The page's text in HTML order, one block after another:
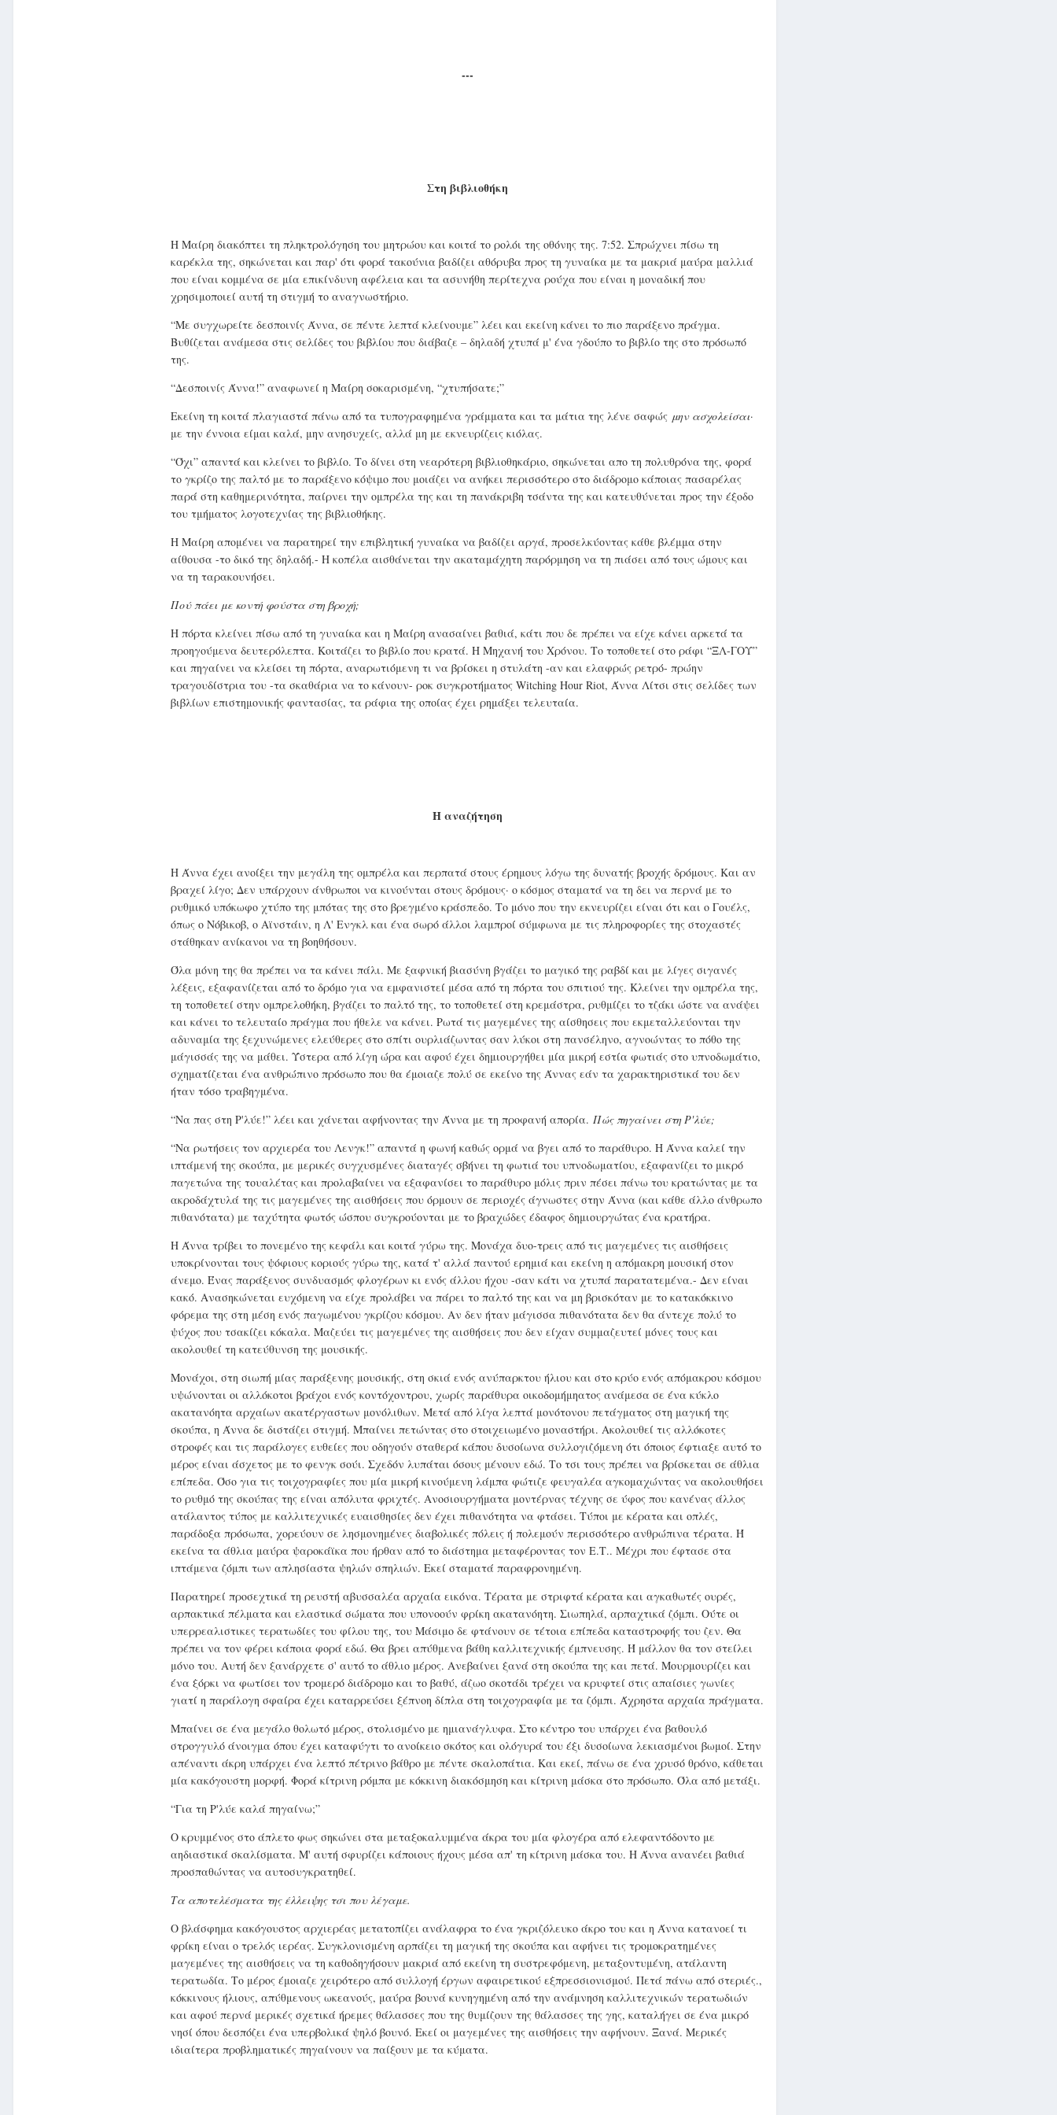
---
Στη βιβλιοθήκη
Η Μαίρη διακόπτει τη πληκτρολόγηση του μητρώου και κοιτά το ρολόι της οθόνης της. 7:52. Σπρώχνει πίσω τη
καρέκλα της, σηκώνεται και παρ' ότι φορά τακούνια βαδίζει αθόρυβα προς τη γυναίκα με τα μακριά μαύρα μαλλιά
που είναι κομμένα σε μία επικίνδυνη αφέλεια και τα ασυνήθη περίτεχνα ρούχα που είναι η μοναδική που
χρησιμοποιεί αυτή τη στιγμή το αναγνωστήριο.
“Με συγχωρείτε δεσποινίς Άννα, σε πέντε λεπτά κλείνουμε” λέει και εκείνη κάνει το πιο παράξενο πράγμα.
Βυθίζεται ανάμεσα στις σελίδες του βιβλίου που διάβαζε – δηλαδή χτυπά μ' ένα γδούπο το βιβλίο της στο πρόσωπό
της.
“Δεσποινίς Άννα!” αναφωνεί η Μαίρη σοκαρισμένη, “χτυπήσατε;”
Εκείνη τη κοιτά πλαγιαστά πάνω από τα τυπογραφημένα γράμματα και τα μάτια της λένε σαφώς μην ασχολείσαι·
με την έννοια είμαι καλά, μην ανησυχείς, αλλά μη με εκνευρίζεις κιόλας.
“Όχι” απαντά και κλείνει το βιβλίο. Το δίνει στη νεαρότερη βιβλιοθηκάριο, σηκώνεται απο τη πολυθρόνα της, φορά
το γκρίζο της παλτό με το παράξενο κόψιμο που μοιάζει να ανήκει περισσότερο στο διάδρομο κάποιας πασαρέλας
παρά στη καθημερινότητα, παίρνει την ομπρέλα της και τη πανάκριβη τσάντα της και κατευθύνεται προς την έξοδο
του τμήματος λογοτεχνίας της βιβλιοθήκης.
Η Μαίρη απομένει να παρατηρεί την επιβλητική γυναίκα να βαδίζει αργά, προσελκύοντας κάθε βλέμμα στην
αίθουσα -το δικό της δηλαδή.- Η κοπέλα αισθάνεται την ακαταμάχητη παρόρμηση να τη πιάσει από τους ώμους και
να τη ταρακουνήσει.
Πού πάει με κοντή φούστα στη βροχή;
Η πόρτα κλείνει πίσω από τη γυναίκα και η Μαίρη ανασαίνει βαθιά, κάτι που δε πρέπει να είχε κάνει αρκετά τα
προηγούμενα δευτερόλεπτα. Κοιτάζει το βιβλίο που κρατά. Η Μηχανή του Χρόνου. Το τοποθετεί στο ράφι “ΞΛ-ΓΟΥ”
και πηγαίνει να κλείσει τη πόρτα, αναρωτιόμενη τι να βρίσκει η στυλάτη -αν και ελαφρώς ρετρό- πρώην
τραγουδίστρια του -τα σκαθάρια να το κάνουν- ροκ συγκροτήματος Witching Hour Riot, Άννα Λίτσι στις σελίδες των
βιβλίων επιστημονικής φαντασίας, τα ράφια της οποίας έχει ρημάξει τελευταία.
Η αναζήτηση
Η Άννα έχει ανοίξει την μεγάλη της ομπρέλα και περπατά στους έρημους λόγω της δυνατής βροχής δρόμους. Και αν
βραχεί λίγο; Δεν υπάρχουν άνθρωποι να κινούνται στους δρόμους· ο κόσμος σταματά να τη δει να περνά με το
ρυθμικό υπόκωφο χτύπο της μπότας της στο βρεγμένο κράσπεδο. Το μόνο που την εκνευρίζει είναι ότι και ο Γουέλς,
όπως ο Νόβικοβ, ο Αϊνστάιν, η Λ' Ενγκλ και ένα σωρό άλλοι λαμπροί σύμφωνα με τις πληροφορίες της στοχαστές
στάθηκαν ανίκανοι να τη βοηθήσουν.
Όλα μόνη της θα πρέπει να τα κάνει πάλι. Με ξαφνική βιασύνη βγάζει το μαγικό της ραβδί και με λίγες σιγανές
λέξεις, εξαφανίζεται από το δρόμο για να εμφανιστεί μέσα από τη πόρτα του σπιτιού της. Κλείνει την ομπρέλα της,
τη τοποθετεί στην ομπρελοθήκη, βγάζει το παλτό της, το τοποθετεί στη κρεμάστρα, ρυθμίζει το τζάκι ώστε να ανάψει
και κάνει το τελευταίο πράγμα που ήθελε να κάνει. Ρωτά τις μαγεμένες της αίσθησεις που εκμεταλλεύονται την
αδυναμία της ξεχυνώμενες ελεύθερες στο σπίτι ουρλιάζωντας σαν λύκοι στη πανσέληνο, αγνοώντας το πόθο της
μάγισσάς της να μάθει. Ύστερα από λίγη ώρα και αφού έχει δημιουργήθει μία μικρή εστία φωτιάς στο υπνοδωμάτιο,
σχηματίζεται ένα ανθρώπινο πρόσωπο που θα έμοιαζε πολύ σε εκείνο της Άννας εάν τα χαρακτηριστικά του δεν
ήταν τόσο τραβηγμένα.
“Να πας στη Ρ'λύε!” λέει και χάνεται αφήνοντας την Άννα με τη προφανή απορία. Πώς πηγαίνει στη Ρ'λύε;
“Να ρωτήσεις τον αρχιερέα του Λενγκ!” απαντά η φωνή καθώς ορμά να βγει από το παράθυρο. Η Άννα καλεί την
ιπτάμενή της σκούπα, με μερικές συγχυσμένες διαταγές σβήνει τη φωτιά του υπνοδωματίου, εξαφανίζει το μικρό
παγετώνα της τουαλέτας και προλαβαίνει να εξαφανίσει το παράθυρο μόλις πριν πέσει πάνω του κρατώντας με τα
ακροδάχτυλά της τις μαγεμένες της αισθήσεις που όρμουν σε περιοχές άγνωστες στην Άννα (και κάθε άλλο άνθρωπο
πιθανότατα) με ταχύτητα φωτός ώσπου συγκρούονται με το βραχώδες έδαφος δημιουργώτας ένα κρατήρα.
Η Άννα τρίβει το πονεμένο της κεφάλι και κοιτά γύρω της. Μονάχα δυο-τρεις από τις μαγεμένες τις αισθήσεις
υποκρίνονται τους ψόφιους κοριούς γύρω της, κατά τ' αλλά παντού ερημιά και εκείνη η απόμακρη μουσική στον
άνεμο. Ένας παράξενος συνδυασμός φλογέρων κι ενός άλλου ήχου -σαν κάτι να χτυπά παρατατεμένα.- Δεν είναι
κακό. Ανασηκώνεται ευχόμενη να είχε προλάβει να πάρει το παλτό της και να μη βρισκόταν με το κατακόκκινο
φόρεμα της στη μέση ενός παγωμένου γκρίζου κόσμου. Αν δεν ήταν μάγισσα πιθανότατα δεν θα άντεχε πολύ το
ψύχος που τσακίζει κόκαλα. Μαζεύει τις μαγεμένες της αισθήσεις που δεν είχαν συμμαζευτεί μόνες τους και
ακολουθεί τη κατεύθυνση της μουσικής.
Μονάχοι, στη σιωπή μίας παράξενης μουσικής, στη σκιά ενός ανύπαρκτου ήλιου και στο κρύο ενός απόμακρου κόσμου
υψώνονται οι αλλόκοτοι βράχοι ενός κοντόχοντρου, χωρίς παράθυρα οικοδομήμηατος ανάμεσα σε ένα κύκλο
ακατανόητα αρχαίων ακατέργαστων μονόλιθων. Μετά από λίγα λεπτά μονότονου πετάγματος στη μαγική της
σκούπα, η Άννα δε διστάζει στιγμή. Μπαίνει πετώντας στο στοιχειωμένο μοναστήρι. Ακολουθεί τις αλλόκοτες
στροφές και τις παράλογες ευθείες που οδηγούν σταθερά κάπου δυσοίωνα συλλογιζόμενη ότι όποιος έφτιαξε αυτό το
μέρος είναι άσχετος με το φενγκ σούι. Σχεδόν λυπάται όσους μένουν εδώ. Το τσι τους πρέπει να βρίσκεται σε άθλια
επίπεδα. Όσο για τις τοιχογραφίες που μία μικρή κινούμενη λάμπα φώτιζε φευγαλέα αγκομαχώντας να ακολουθήσει
το ρυθμό της σκούπας της είναι απόλυτα φριχτές. Ανοσιουργήματα μοντέρνας τέχνης σε ύφος που κανένας άλλος
ατάλαντος τύπος με καλλιτεχνικές ευαισθησίες δεν έχει πιθανότητα να φτάσει. Τύποι με κέρατα και οπλές,
παράδοξα πρόσωπα, χορεύουν σε λησμονημένες διαβολικές πόλεις ή πολεμούν περισσότερο ανθρώπινα τέρατα. Ή
εκείνα τα άθλια μαύρα ψαροκάϊκα που ήρθαν από το διάστημα μεταφέροντας τον Ε.Τ.. Μέχρι που έφτασε στα
ιπτάμενα ζόμπι των απλησίαστα ψηλών σπηλιών. Εκεί σταματά παραφρονημένη.
Παρατηρεί προσεχτικά τη ρευστή αβυσσαλέα αρχαία εικόνα. Τέρατα με στριφτά κέρατα και αγκαθωτές ουρές,
αρπακτικά πέλματα και ελαστικά σώματα που υπονοούν φρίκη ακατανόητη. Σιωπηλά, αρπαχτικά ζόμπι. Ούτε οι
υπερρεαλιστικες τερατωδίες του φίλου της, του Μάσιμο δε φτάνουν σε τέτοια επίπεδα καταστροφής του ζεν. Θα
πρέπει να τον φέρει κάποια φορά εδώ. Θα βρει απύθμενα βάθη καλλιτεχνικής έμπνευσης. Ή μάλλον θα τον στείλει
μόνο του. Αυτή δεν ξανάρχετε σ' αυτό το άθλιο μέρος. Ανεβαίνει ξανά στη σκούπα της και πετά. Μουρμουρίζει και
ένα ξόρκι να φωτίσει τον τρομερό διάδρομο και το βαθύ, άζωο σκοτάδι τρέχει να κρυφτεί στις απαίσιες γωνίες
γιατί η παράλογη σφαίρα έχει καταρρεύσει ξέπνοη δίπλα στη τοιχογραφία με τα ζόμπι. Άχρηστα αρχαία πράγματα.
Μπαίνει σε ένα μεγάλο θολωτό μέρος, στολισμένο με ημιανάγλυφα. Στο κέντρο του υπάρχει ένα βαθουλό
στρογγυλό άνοιγμα όπου έχει καταφύγτι το ανοίκειο σκότος και ολόγυρά του έξι δυσοίωνα λεκιασμένοι βωμοί. Στην
απέναντι άκρη υπάρχει ένα λεπτό πέτρινο βάθρο με πέντε σκαλοπάτια. Και εκεί, πάνω σε ένα χρυσό θρόνο, κάθεται
μία κακόγουστη μορφή. Φορά κίτρινη ρόμπα με κόκκινη διακόσμηση και κίτρινη μάσκα στο πρόσωπο. Όλα από μετάξι.
“Για τη Ρ'λύε καλά πηγαίνω;”
Ο κρυμμένος στο άπλετο φως σηκώνει στα μεταξοκαλυμμένα άκρα του μία φλογέρα από ελεφαντόδοντο με
αηδιαστικά σκαλίσματα. Μ' αυτή σφυρίζει κάποιους ήχους μέσα απ' τη κίτρινη μάσκα του. Η Άννα ανανέει βαθιά
προσπαθώντας να αυτοσυγκρατηθεί.
Τα αποτελέσματα της έλλειψης τσι που λέγαμε.
Ο βλάσφημα κακόγουστος αρχιερέας μετατοπίζει ανάλαφρα το ένα γκριζόλευκο άκρο του και η Άννα κατανοεί τι
φρίκη είναι ο τρελός ιερέας. Συγκλονισμένη αρπάζει τη μαγική της σκούπα και αφήνει τις τρομοκρατημένες
μαγεμένες της αισθήσεις να τη καθοδηγήσουν μακριά από εκείνη τη συστρεφόμενη, μεταξοντυμένη, ατάλαντη
τερατωδία. Το μέρος έμοιαζε χειρότερο από συλλογή έργων αφαιρετικού εξπρεσσιονισμού. Πετά πάνω από στεριές.,
κόκκινους ήλιους, απύθμενους ωκεανούς, μαύρα βουνά κυνηγημένη από την ανάμνηση καλλιτεχνικών τερατωδιών
και αφού περνά μερικές σχετικά ήρεμες θάλασσες που της θυμίζουν της θάλασσες της γης, καταλήγει σε ένα μικρό
νησί όπου δεσπόζει ένα υπερβολικά ψηλό βουνό. Εκεί οι μαγεμένες της αισθήσεις την αφήνουν. Ξανά. Μερικές
ιδιαίτερα προβληματικές πηγαίνουν να παίξουν με τα κύματα.